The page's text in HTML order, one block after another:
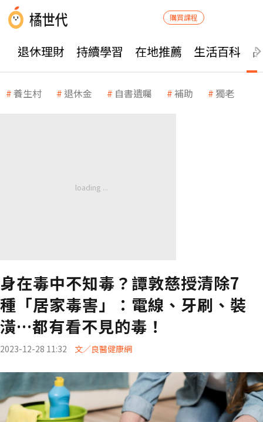
購買課程
退休理財 持續學習 在地推薦 生活百科
養生村 退休金 自書遺囑 補助 獨老
身在毒中不知毒？譚敦慈授清除7
種「居家毒害」：電線、牙刷、裝
潢…都有看不見的毒！
2023-12-28 11:32 文／良醫健康網